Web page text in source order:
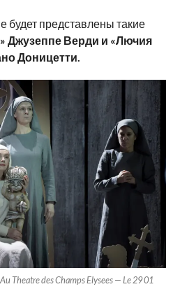
будет представлены такие
Джузеппе Верди и «Лючия
Доницетти.
Theatre des Champs Elysees — Le 29 01